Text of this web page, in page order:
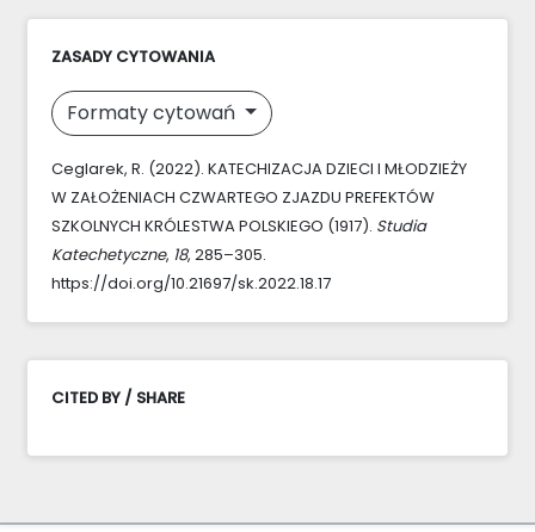
ZASADY CYTOWANIA
Formaty cytowań
Ceglarek, R. (2022). KATECHIZACJA DZIECI I MŁODZIEŻY
W ZAŁOŻENIACH CZWARTEGO ZJAZDU PREFEKTÓW
SZKOLNYCH KRÓLESTWA POLSKIEGO (1917). Studia
Katechetyczne, 18, 285–305.
https://doi.org/10.21697/sk.2022.18.17
CITED BY / SHARE